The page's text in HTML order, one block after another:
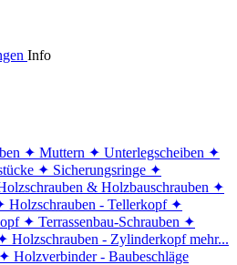
Info
✦ Muttern ✦ Unterlegscheiben ✦
✦ Sicherungsringe ✦
& Holzbauschrauben ✦
Holzschrauben - Tellerkopf ✦
✦ Terrassenbau-Schrauben ✦
Holzschrauben - Zylinderkopf mehr...
✦ Holzverbinder - Baubeschläge